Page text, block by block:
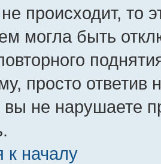
происходит, то
могла быть
просто ответив
не нарушаете
к началу